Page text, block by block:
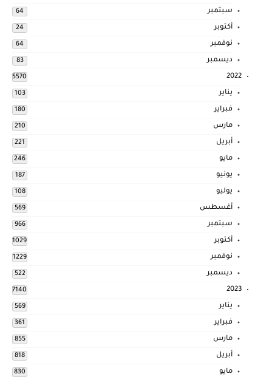
سبتمبر 64
أكتوبر 24
نوفمبر 64
ديسمبر 83
2022
5570
يناير 103
فبراير 180
مارس 210
أبريل 221
مايو 246
يونيو 187
يوليو 108
أغسطس 569
سبتمبر 966
أكتوبر 1029
نوفمبر 1229
ديسمبر 522
2023
7140
يناير 569
فبراير 361
مارس 855
أبريل 818
مايو 830